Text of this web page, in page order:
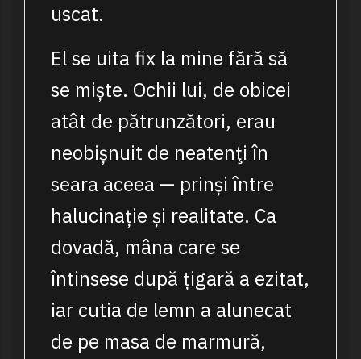
uscat.
El se uita fix la mine fără să
se miște. Ochii lui, de obicei
atât de pătrunzători, erau
neobișnuit de neatenţi în
seara aceea — prinși între
halucinație și realitate. Ca
dovadă, mâna care se
întinsese după țigară a ezitat,
iar cutia de lemn a alunecat
de pe masa de marmură,